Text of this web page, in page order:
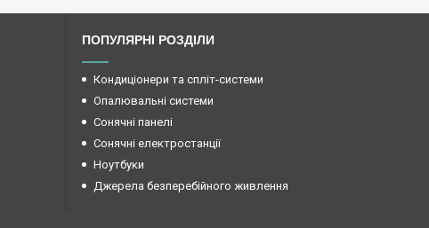
ПОПУЛЯРНІ РОЗДІЛИ
Кондиціонери та спліт-системи
Опалювальні системи
Сонячні панелі
Сонячні електростанції
Ноутбуки
Джерела безперебійного живлення